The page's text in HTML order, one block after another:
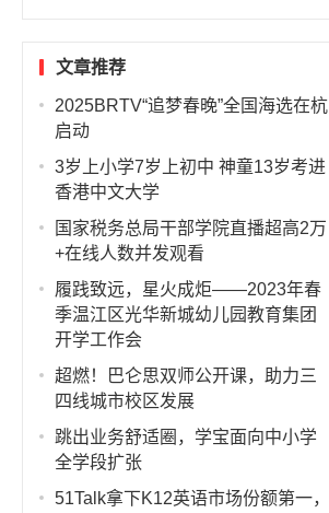
文章推荐
2025BRTV“追梦春晚”全国海选在杭
启动
3岁上小学7岁上初中 神童13岁考进
香港中文大学
国家税务总局干部学院直播超高2万
+在线人数并发观看
履践致远，星火成炬——2023年春
季温江区光华新城幼儿园教育集团
开学工作会
超燃！巴仑思双师公开课，助力三
四线城市校区发展
跳出业务舒适圈，学宝面向中小学
全学段扩张
51Talk拿下K12英语市场份额第一，